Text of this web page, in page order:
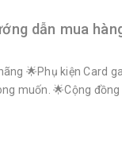
dẫn mua
🌟Phụ kiện Card
muốn. 🌟Cộng